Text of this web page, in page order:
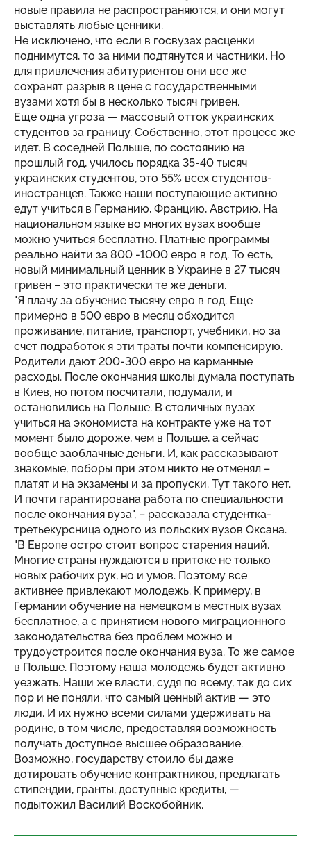
новые правила не распространяются, и они могут
выставлять любые ценники.
Не исключено, что если в госвузах расценки
поднимутся, то за ними подтянутся и частники. Но
для привлечения абитуриентов они все же
сохранят разрыв в цене с государственными
вузами хотя бы в несколько тысяч гривен.
Еще одна угроза — массовый отток украинских
студентов за границу. Собственно, этот процесс же
идет. В соседней Польше, по состоянию на
прошлый год, училось порядка 35-40 тысяч
украинских студентов, это 55% всех студентов-
иностранцев. Также наши поступающие активно
едут учиться в Германию, Францию, Австрию. На
национальном языке во многих вузах вообще
можно учиться бесплатно. Платные программы
реально найти за 800 -1000 евро в год. То есть,
новый минимальный ценник в Украине в 27 тысяч
гривен – это практически те же деньги.
"Я плачу за обучение тысячу евро в год. Еще
примерно в 500 евро в месяц обходится
проживание, питание, транспорт, учебники, но за
счет подработок я эти траты почти компенсирую.
Родители дают 200-300 евро на карманные
расходы. После окончания школы думала поступать
в Киев, но потом посчитали, подумали, и
остановились на Польше. В столичных вузах
учиться на экономиста на контракте уже на тот
момент было дороже, чем в Польше, а сейчас
вообще заоблачные деньги. И, как рассказывают
знакомые, поборы при этом никто не отменял –
платят и на экзамены и за пропуски. Тут такого нет.
И почти гарантирована работа по специальности
после окончания вуза", – рассказала студентка-
третьекурсница одного из польских вузов Оксана.
"В Европе остро стоит вопрос старения наций.
Многие страны нуждаются в притоке не только
новых рабочих рук, но и умов. Поэтому все
активнее привлекают молодежь. К примеру, в
Германии обучение на немецком в местных вузах
бесплатное, а с принятием нового миграционного
законодательства без проблем можно и
трудоустроится после окончания вуза. То же самое
в Польше. Поэтому наша молодежь будет активно
уезжать. Наши же власти, судя по всему, так до сих
пор и не поняли, что самый ценный актив — это
люди. И их нужно всеми силами удерживать на
родине, в том числе, предоставляя возможность
получать доступное высшее образование.
Возможно, государству стоило бы даже
дотировать обучение контрактников, предлагать
стипендии, гранты, доступные кредиты, —
подытожил Василий Воскобойник.